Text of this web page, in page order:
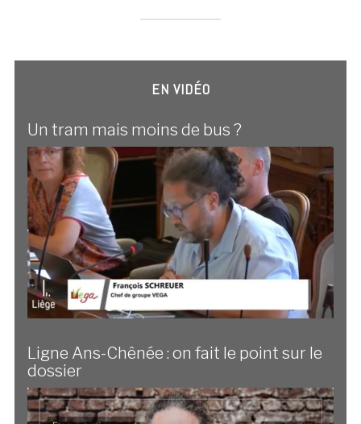
EN VIDÉO
Un tram mais moins de bus ?
Ligne Ans-Chênée : on fait le point sur le
dossier